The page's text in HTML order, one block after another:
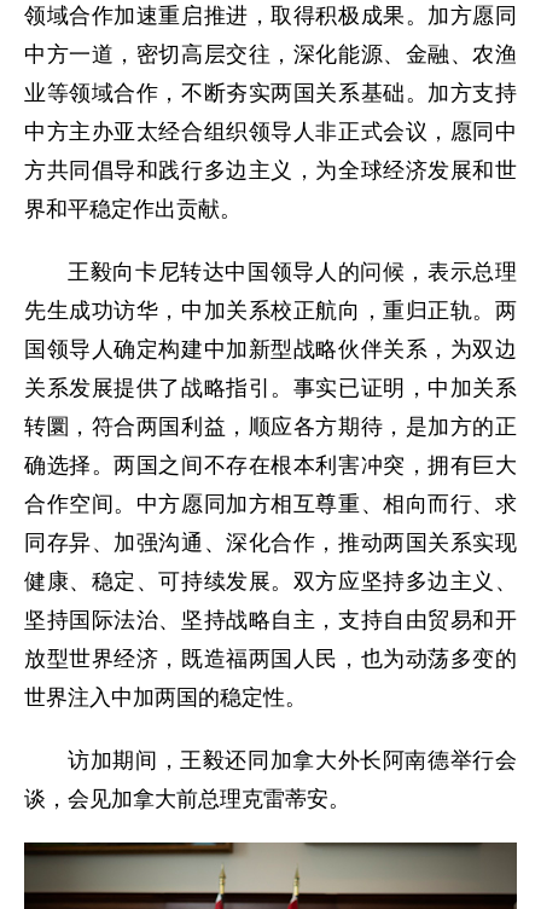
领域合作加速重启推进，取得积极成果。加方愿同
中方一道，密切高层交往，深化能源、金融、农渔
业等领域合作，不断夯实两国关系基础。加方支持
中方主办亚太经合组织领导人非正式会议，愿同中
方共同倡导和践行多边主义，为全球经济发展和世
界和平稳定作出贡献。
王毅向卡尼转达中国领导人的问候，表示总理
先生成功访华，中加关系校正航向，重归正轨。两
国领导人确定构建中加新型战略伙伴关系，为双边
关系发展提供了战略指引。事实已证明，中加关系
转圜，符合两国利益，顺应各方期待，是加方的正
确选择。两国之间不存在根本利害冲突，拥有巨大
合作空间。中方愿同加方相互尊重、相向而行、求
同存异、加强沟通、深化合作，推动两国关系实现
健康、稳定、可持续发展。双方应坚持多边主义、
坚持国际法治、坚持战略自主，支持自由贸易和开
放型世界经济，既造福两国人民，也为动荡多变的
世界注入中加两国的稳定性。
访加期间，王毅还同加拿大外长阿南德举行会
谈，会见加拿大前总理克雷蒂安。